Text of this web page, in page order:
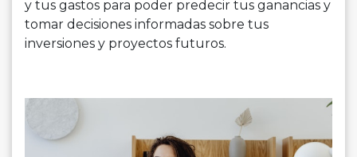
y tus gastos para poder predecir tus ganancias y
tomar decisiones informadas sobre tus
inversiones y proyectos futuros.